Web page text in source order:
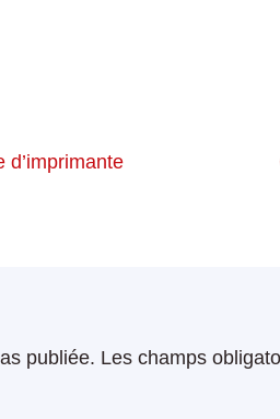
d’imprimante
publiée. Les champs